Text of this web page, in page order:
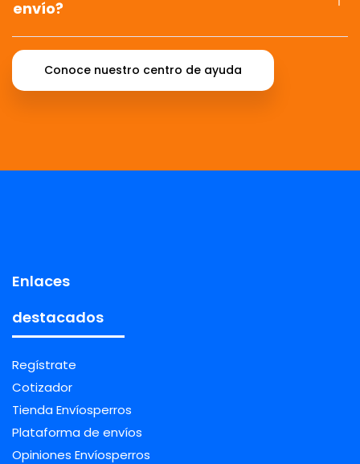
envío?
Conoce nuestro centro de ayuda
Enlaces
destacados
Regístrate
Cotizador
Tienda Envíosperros
Plataforma de envíos
Opiniones Envíosperros